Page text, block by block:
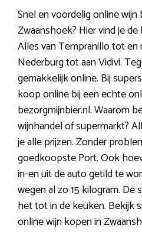
Snel en voordelig online
Zwaanshoek? Hier vind je
Alles van Tempranillo tot en
Nederburg tot aan Vidivi.
gemakkelijk online. Bij
koop online bij een echte
bezorgmijnbier.nl. Waarom
wijnhandel of supermarkt?
je alle prijzen. Zonder
goedkoopste Port. Ook
in-en uit de auto getild te
wegen al zo 15 kilogram.
het tot in de keuken. Bekijk
online wijn kopen in